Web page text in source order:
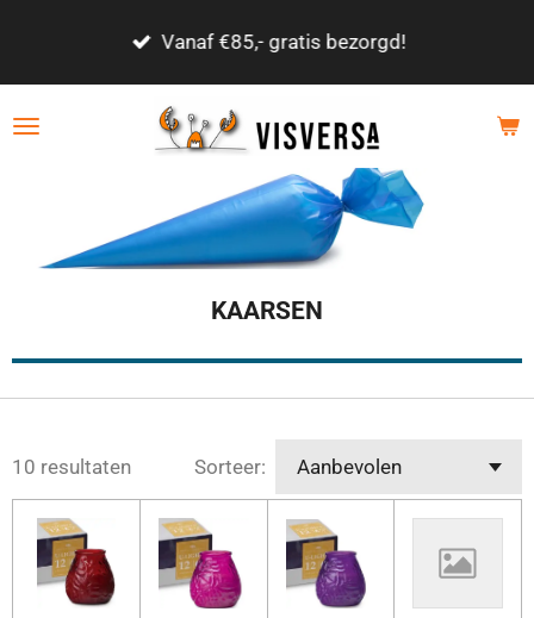
de
Vanaf €85,- gratis bezorgd!
KAARSEN
10 resultaten Sorteer: